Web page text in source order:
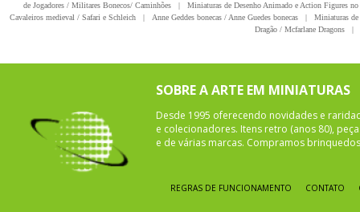
de Jogadores / Militares Bonecos/ Caminhões
|
Miniaturas de Desenho Animado e Action Figures
Cavaleiros medieval / Safari e Schleich
| Anne Geddes bonecas / Anne Guedes bonecas |
Miniaturas
Dragão / Mcfarlane Dragons
|
SOBRE A ARTE EM MINIATURAS
Desde 1995 oferecendo novidades e
e colecionadores. Itens retro (anos 80),
e de várias marcas. Compramos
REGRAS DE FUNCIONAMENTO CONTATO